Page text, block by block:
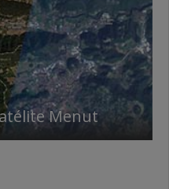
Menut